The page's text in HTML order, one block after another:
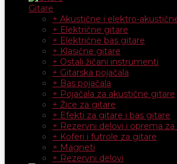
Gitare
+ Akustične i elektro-
+ Električne gitare
+ Električne bas gitare
+ Klasične gitare
+ Ostali žičani instrumenti
+ Gitarska pojačala
+ Bas pojačala
+ Pojačala za akustične gitare
+ Žice za gitare
+ Efekti za gitare i bas gitare
+ Rezervni delovi i oprema
+ Koferi i futrole za gitare
+ Magneti
+ Rezervni delovi